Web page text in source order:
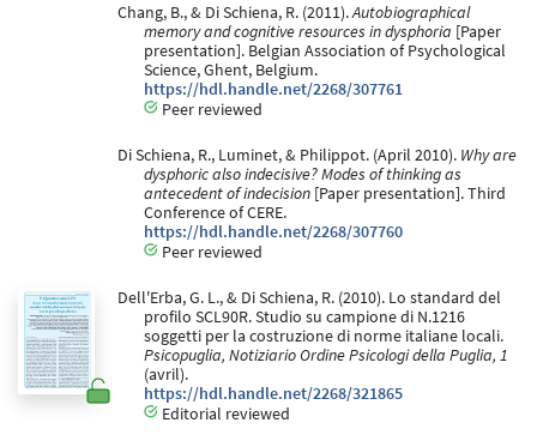
Chang, B., & Di Schiena, R. (2011).Autobiographical
memory and cognitive resources in dysphoria [Paper
presentation]. Belgian Association of Psychological
Science, Ghent, Belgium.
https://hdl.handle.net/2268/307761
Peer reviewed
Di Schiena, R., Luminet, & Philippot. (April 2010). Why are
dysphoric also indecisive? Modes of thinking as
antecedent of indecision [Paper presentation]. Third
Conference of CERE.
https://hdl.handle.net/2268/307760
Peer reviewed
Dell'Erba, G. L., & Di Schiena, R. (2010). Lo standard del
profilo SCL90R. Studio su campione di N.1216
soggetti per la costruzione di norme italiane locali.
Psicopuglia, Notiziario Ordine Psicologi della Puglia, 1
(avril).
https://hdl.handle.net/2268/321865
Editorial reviewed